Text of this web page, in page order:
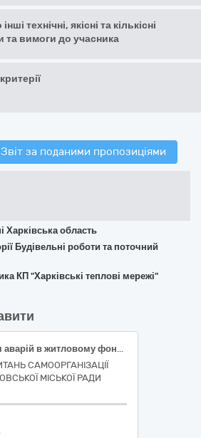
технічні, якісні та кількісні
та вимоги до учасника
Звіт за поданими пропозиціями
Харківська область
Будівельні роботи та поточний
КП "Харківські теплові мережі"
Послуга з усунення аварій в житловому фонді (поточний ремонт сантехсистем у житловому будинку, розташованому за адресою: м. Дніпро, вул. Квітки Цісик, буд. 1)
САМООРГАНІЗАЦІЇ
МІСЬКОЇ РАДИ